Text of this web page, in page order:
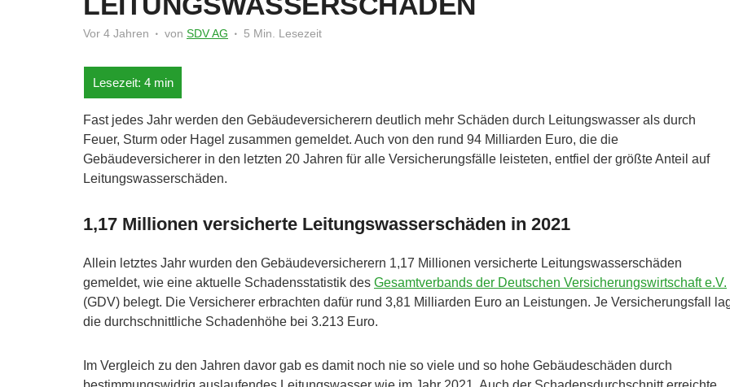
Vor 4 Jahren von SDV AG 5 Min. Lesezeit
Fast jedes Jahr werden den Gebäudeversicherern deutlich mehr Schäden durch Leitungswasser als durch
Feuer, Sturm oder Hagel zusammen gemeldet. Auch von den rund 94 Milliarden Euro, die die
Gebäudeversicherer in den letzten 20 Jahren für alle Versicherungsfälle leisteten, entfiel der größte Anteil auf
Leitungswasserschäden.
1,17 Millionen versicherte Leitungswasserschäden in 2021
Allein letztes Jahr wurden den Gebäudeversicherern 1,17 Millionen versicherte Leitungswasserschäden
gemeldet, wie eine aktuelle Schadensstatistik des Gesamtverbands der Deutschen Versicherungswirtschaft e.V.
(GDV) belegt. Die Versicherer erbrachten dafür rund 3,81 Milliarden Euro an Leistungen. Je Versicherungsfall
die durchschnittliche Schadenhöhe bei 3.213 Euro.
Im Vergleich zu den Jahren davor gab es damit noch nie so viele und so hohe Gebäudeschäden durch